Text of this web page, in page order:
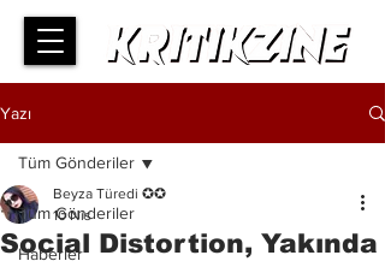
Yazı
Tüm Gönderiler
Haberler
Tüm Gönderiler
Social Distortion, Yakında
Beyza Türedi ✪✪
10 Nis